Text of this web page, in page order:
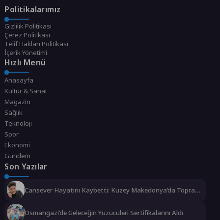
Politikalarımız
Gizlilik Politikası
Çerez Politikası
Telif Hakları Politikası
İçerik Yönetimi
Hızlı Menü
Anasayfa
Kültür & Sanat
Magazin
Sağlık
Teknoloji
Spor
Ekonomi
Gündem
Son Yazılar
Cansever Hayatını Kaybetti: Kuzey Makedonya’da Toprağa
Osmangazi’de Geleceğin Yüzücüleri Sertifikalarını Aldı